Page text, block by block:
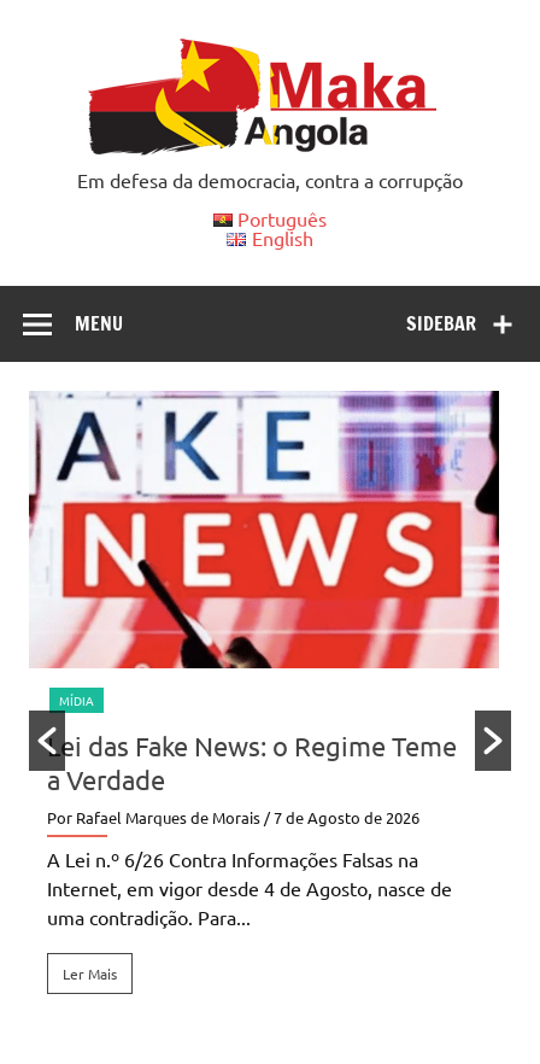
Em defesa da democracia, contra a corrupção
Português
English
SIDEBAR
MENU
o Regime Teme
/ 7 de Agosto de 2026
Falsas na
4 de Agosto, nasce de
Ciberataque à
vulnerabilidade
Angola
Por Rafael Marques de Morais
A principal operadora de